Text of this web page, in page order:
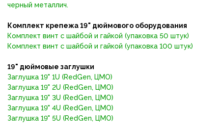
черный металлич.
Комплект крепежа 19" дюймового оборудования
Комплект винт с шайбой и гайкой (упаковка 50 штук)
Комплект винт с шайбой и гайкой (упаковка 100 штук)
19" дюймовые заглушки
Заглушка 19" 1U (RedGen, ЦМО)
Заглушка 19" 2U (RedGen, ЦМО)
Заглушка 19" 3U (RedGen, ЦМО)
Заглушка 19" 4U (RedGen, ЦМО)
Заглушка 19" 5U (RedGen, ЦМО)